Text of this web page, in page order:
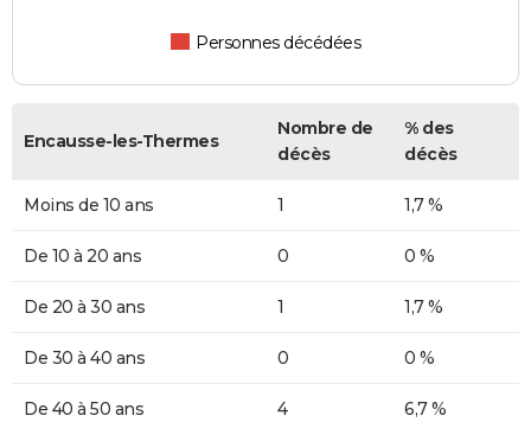
Personnes décédées
Encausse-les-Thermes
Nombre de
décès
% des
décès
Moins de 10 ans 1 1,7 %
De 10 à 20 ans 0 0 %
De 20 à 30 ans 1 1,7 %
De 30 à 40 ans 0 0 %
De 40 à 50 ans 4 6,7 %